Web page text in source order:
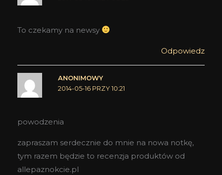
To czekamy na newsy
Odpowiedz
ANONIMOWY
2014-05-16 PRZY 10:21
powodzenia
zapraszam serdecznie do mnie na nowa notkę,
tym razem będzie to recenzja produktów od
allepaznokcie.pl